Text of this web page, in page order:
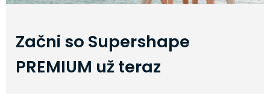
Začni so Supershape
PREMIUM už teraz